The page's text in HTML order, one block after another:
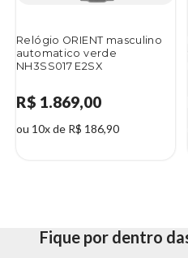
Relógio ORIENT masculino
automatico verde
NH3SS017 E2SX
R$ 1.869,00
ou 10x de R$ 186,90
Fique por dentro